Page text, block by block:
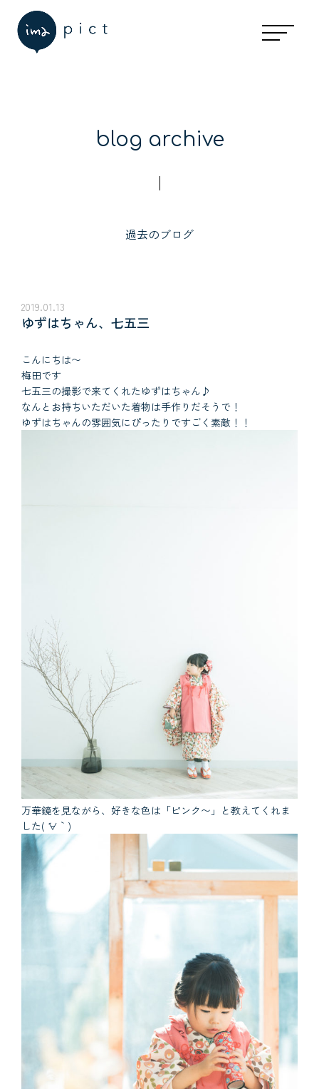
blog archive
過去のブログ
2019.01.13
ゆずはちゃん、七五三
こんにちは〜
梅田です
七五三の撮影で来てくれたゆずはちゃん♪
なんとお持ちいただいた着物は手作りだそうで！
ゆずはちゃんの雰囲気にぴったりですごく素敵！！
万華鏡を見ながら、好きな色は「ピンク〜」と教えてくれま
した( ´∀｀)